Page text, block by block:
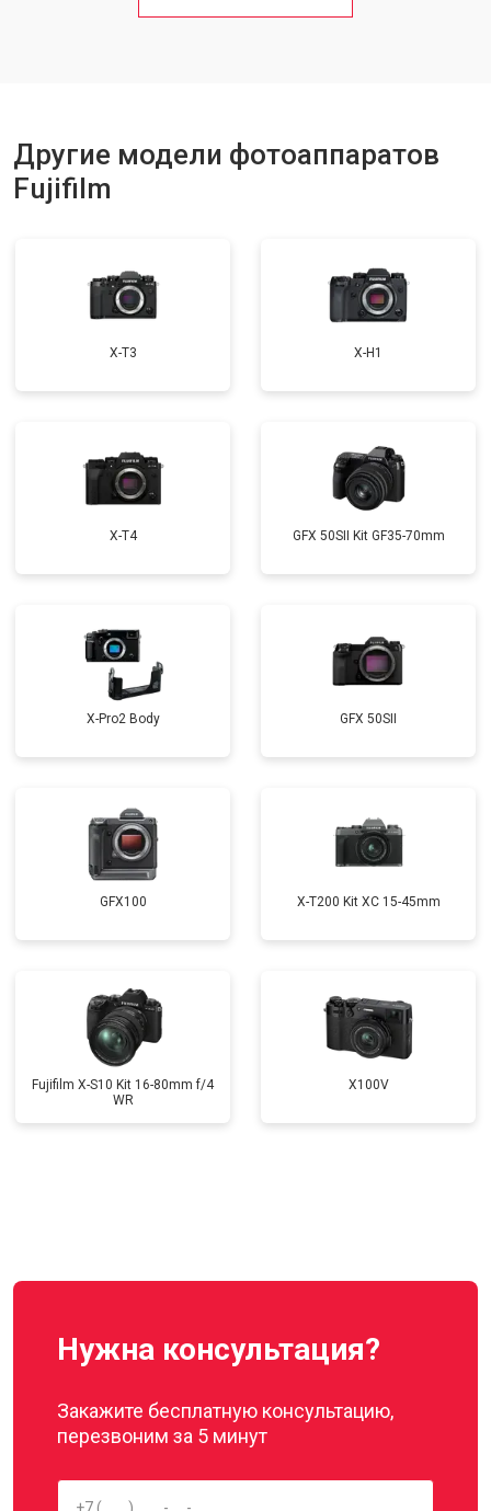
Другие модели фотоаппаратов
Fujifilm
X-T3 X-H1
X-T4 GFX 50SII Kit GF35-70mm
X-Pro2 Body GFX 50SII
GFX100 X-T200 Kit XC 15-45mm
Fujifilm X-S10 Kit 16-80mm f/4
WR
X100V
Нужна консультация?
Закажите бесплатную консультацию,
перезвоним за 5 минут